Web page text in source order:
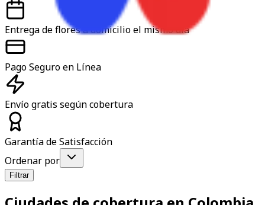
Entrega de flores a domicilio el mismo día
Pago Seguro en Línea
Envío gratis según cobertura
Garantía de Satisfacción
Ordenar por
Filtrar